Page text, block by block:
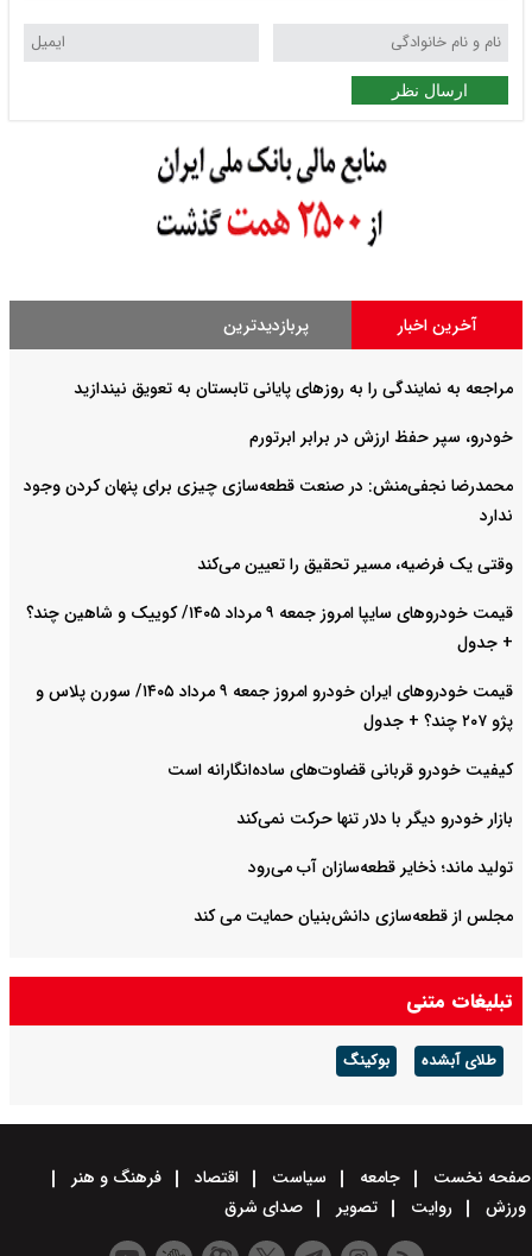
ارسال نظر
آخرین اخبار پربازدیدترین
مراجعه به نمایندگی را به روزهای پایانی تابستان به تعویق نیندازید
خودرو، سپر حفظ ارزش در برابر ابرتورم
محمدرضا نجفی‌منش: در صنعت قطعه‌سازی چیزی برای پنهان کردن وجود
ندارد
وقتی یک فرضیه، مسیر تحقیق را تعیین می‌کند
قیمت خودرو‌های سایپا امروز جمعه ۹ مرداد ۱۴۰۵/ کوییک و شاهین چند؟
+ جدول
قیمت خودرو‌های ایران خودرو امروز جمعه ۹ مرداد ۱۴۰۵/ سورن پلاس و
پژو ۲۰۷ چند؟ + جدول
کیفیت خودرو قربانی قضاوت‌های ساده‌انگارانه است
بازار خودرو دیگر با دلار تنها حرکت نمی‌کند
تولید ماند؛ ذخایر قطعه‌سازان آب می‌رود
مجلس از قطعه‌سازی دانش‌بنیان حمایت می کند
تبلیغات متنی
طلای آبشده بوکینگ
صفحه نخست جامعه سیاست اقتصاد
فرهنگ و هنر
ورزش
روایت تصویر صدای شرق